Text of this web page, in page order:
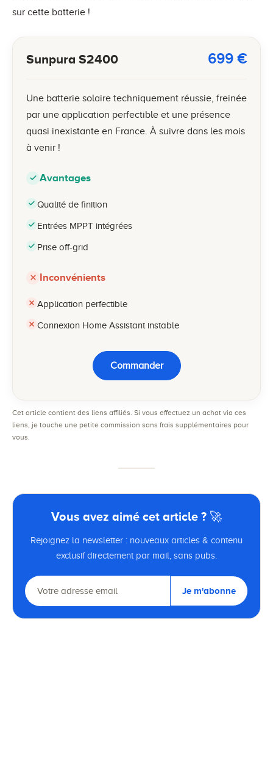
sur cette batterie !
Sunpura S2400 699 €
Une batterie solaire techniquement réussie, freinée
par une application perfectible et une présence
quasi inexistante en France. À suivre dans les mois
à venir !
Avantages
Qualité de finition
Entrées MPPT intégrées
Prise off-grid
Inconvénients
Application perfectible
Connexion Home Assistant instable
Commander
Cet article contient des liens affiliés. Si vous effectuez un achat via ces
liens, je touche une petite commission sans frais supplémentaires pour
vous.
Vous avez aimé cet article ? 🚀
Rejoignez la newsletter : nouveaux articles & contenu
exclusif directement par mail, sans pubs.
Je m'abonne